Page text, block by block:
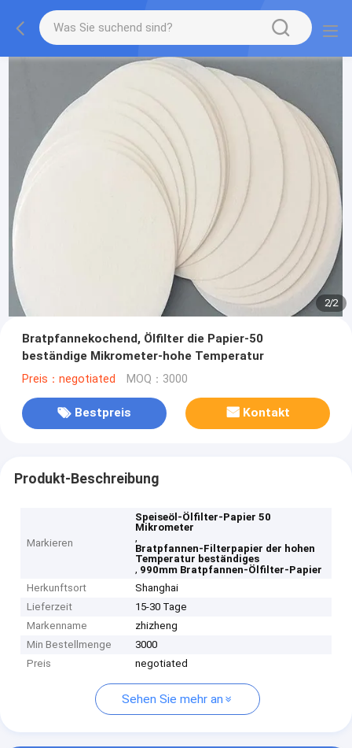
2/2
Bratpfannekochend, Ölfilter die Papier-50
beständige Mikrometer-hohe Temperatur
Preis：negotiated MOQ：3000
Bestpreis Kontakt
Produkt-Beschreibung
Markieren
Speiseöl-Ölfilter-Papier 50
Mikrometer
,
Bratpfannen-Filterpapier der hohen
Temperatur beständiges
, 990mm Bratpfannen-Ölfilter-Papier
Herkunftsort
Shanghai
Lieferzeit
15-30 Tage
Markenname
zhizheng
Min Bestellmenge
3000
Preis
negotiated
Sehen Sie mehr an